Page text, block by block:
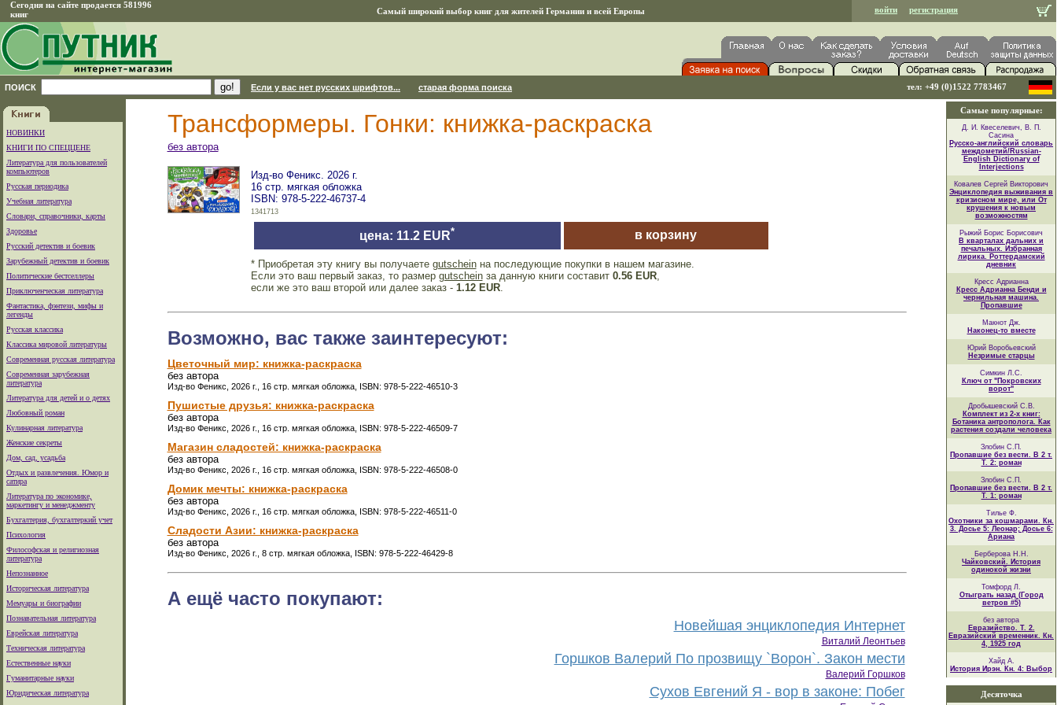
Сегодня на сайте продается 581996
книг
Самый широкий выбор книг для жителей Германии и всей Европы войти регистрация
ПОИСК Если у вас нет русских шрифтов... старая форма поиска тел: +49 (0)1522 7783467
НОВИНКИ
КНИГИ ПО СПЕЦЦЕНЕ
Литература для пользователей
компьютеров
Русская периодика
Учебная литература
Словари, справочники, карты
Здоровье
Русский детектив и боевик
Зарубежный детектив и боевик
Политические бестселлеры
Приключенческая литература
Фантастика, фэнтези, мифы и
легенды
Русская классика
Классика мировой литературы
Современная русская литература
Современная зарубежная
литература
Литература для детей и о детях
Любовный роман
Кулинарная литература
Женские секреты
Дом, сад, усадьба
Отдых и развлечения. Юмор и
сатира
Литература по экономике,
маркетингу и менеджменту
Бухгалтерия, бухгалтеркий учет
Психология
Философская и религиозная
литература
Непознанное
Историческая литература
Мемуары и биографии
Познавательная литература
Еврейская литература
Техническая литература
Естественные науки
Гуманитарные науки
Юридическая литература
Трансформеры. Гонки: книжка-раскраска
без автора
Изд-во Феникс. 2026 г.
16 стр. мягкая обложка
ISBN: 978-5-222-46737-4
1341713
цена: 11.2 EUR* в корзину
* Приобретая эту книгу вы получаете gutscheinна последующие покупки в нашем магазине.
Если это ваш первый заказ, то размер gutscheinза данную книги составит 0.56 EUR,
если же это ваш второй или далее заказ - 1.12 EUR.
Возможно, вас также заинтересуют:
Цветочный мир: книжка-раскраска
без автора
Изд-во Феникс, 2026 г., 16 стр. мягкая обложка, ISBN: 978-5-222-46510-3
Пушистые друзья: книжка-раскраска
без автора
Изд-во Феникс, 2026 г., 16 стр. мягкая обложка, ISBN: 978-5-222-46509-7
Магазин сладостей: книжка-раскраска
без автора
Изд-во Феникс, 2026 г., 16 стр. мягкая обложка, ISBN: 978-5-222-46508-0
Домик мечты: книжка-раскраска
без автора
Изд-во Феникс, 2026 г., 16 стр. мягкая обложка, ISBN: 978-5-222-46511-0
Сладости Азии: книжка-раскраска
без автора
Изд-во Феникс, 2026 г., 8 стр. мягкая обложка, ISBN: 978-5-222-46429-8
А ещё часто покупают:
Новейшая энциклопедия Интернет
Виталий Леонтьев
Горшков Валерий По прозвищу `Ворон`. Закон мести
Валерий Горшков
Сухов Евгений Я - вор в законе: Побег
Самые популярные:
Д. И. Квеселевич, В. П.
Сасина
Русско-английский словарь
междометий/Russian-
English Dictionary of
Interjections
Ковалев Сергей Викторович
Энциклопедия выживания в
кризисном мире, или От
крушения к новым
возможностям
Рыжий Борис Борисович
В кварталах дальних и
печальных. Избранная
лирика. Роттердамский
дневник
Кресс Адрианна
Кресс Адрианна Бенди и
чернильная машина.
Пропавшие
Макнот Дж.
Наконец-то вместе
Юрий Воробьевский
Незримые старцы
Симкин Л.С.
Ключ от "Покровских
ворот"
Дробышевский С.В.
Комплект из 2-х книг:
Ботаника антрополога. Как
растения создали человека
Злобин С.П.
Пропавшие без вести. В 2 т.
Т. 2: роман
Злобин С.П.
Пропавшие без вести. В 2 т.
Т. 1: роман
Тилье Ф.
Охотники за кошмарами. Кн.
3. Досье 5: Леонар; Досье 6:
Ариана
Берберова Н.Н.
Чайковский. История
одинокой жизни
Томфорд Л.
Отыграть назад (Город
ветров #5)
без автора
Евразийство. Т. 2.
Евразийский временник. Кн.
4, 1925 год
Хайд А.
История Ирэн. Кн. 4: Выбор
Десяточка